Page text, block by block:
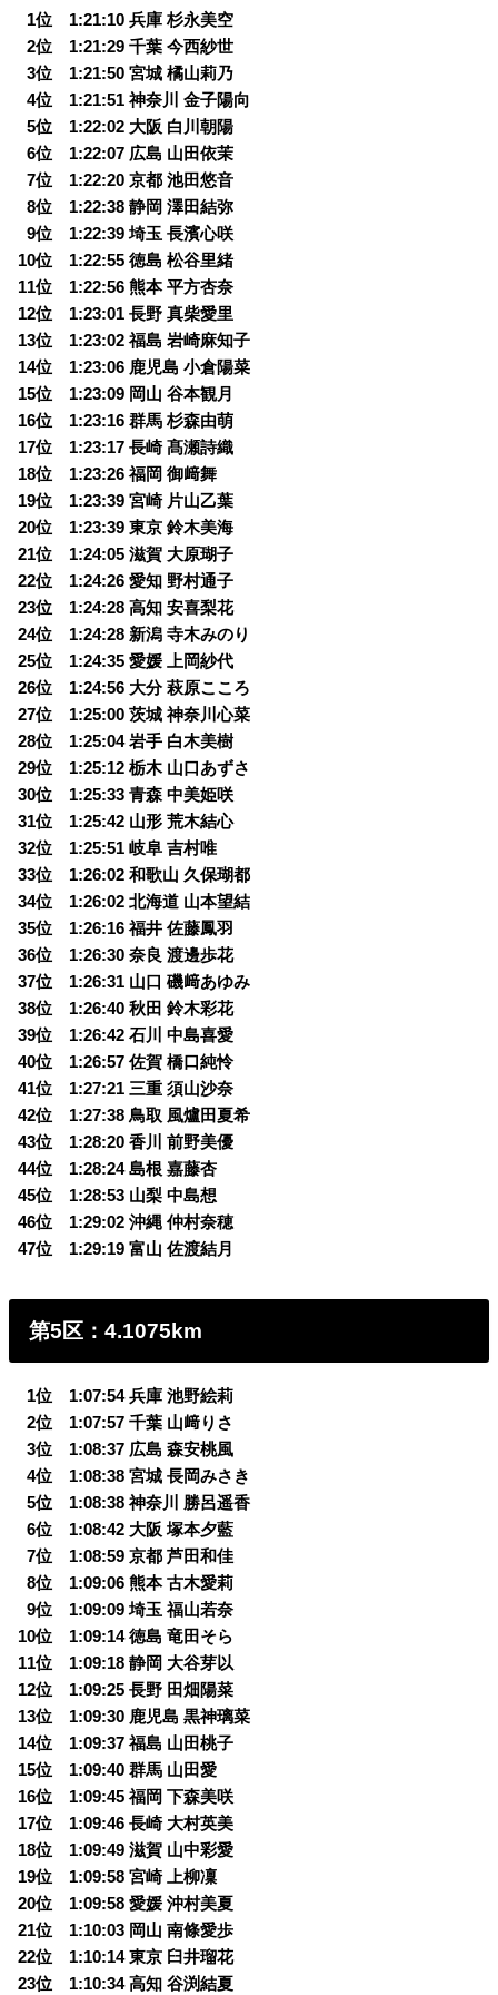
1位 1:21:10 兵庫 杉永美空
02位 1:21:29 千葉 今西紗世
03位 1:21:50 宮城 橘山莉乃
04位 1:21:51 神奈川 金子陽向
05位 1:22:02 大阪 白川朝陽
06位 1:22:07 広島 山田依茉
07位 1:22:20 京都 池田悠音
08位 1:22:38 静岡 澤田結弥
09位 1:22:39 埼玉 長濱心咲
10位 1:22:55 徳島 松谷里緒
11位 1:22:56 熊本 平方杏奈
12位 1:23:01 長野 真柴愛里
13位 1:23:02 福島 岩崎麻知子
14位 1:23:06 鹿児島 小倉陽菜
15位 1:23:09 岡山 谷本観月
16位 1:23:16 群馬 杉森由萌
17位 1:23:17 長崎 髙瀬詩織
18位 1:23:26 福岡 御﨑舞
19位 1:23:39 宮崎 片山乙葉
20位 1:23:39 東京 鈴木美海
21位 1:24:05 滋賀 大原瑚子
22位 1:24:26 愛知 野村通子
23位 1:24:28 高知 安喜梨花
24位 1:24:28 新潟 寺木みのり
25位 1:24:35 愛媛 上岡紗代
26位 1:24:56 大分 萩原こころ
27位 1:25:00 茨城 神奈川心菜
28位 1:25:04 岩手 白木美樹
29位 1:25:12 栃木 山口あずさ
30位 1:25:33 青森 中美姫咲
31位 1:25:42 山形 荒木結心
32位 1:25:51 岐阜 吉村唯
33位 1:26:02 和歌山 久保瑚都
34位 1:26:02 北海道 山本望結
35位 1:26:16 福井 佐藤鳳羽
36位 1:26:30 奈良 渡邊歩花
37位 1:26:31 山口 磯﨑あゆみ
38位 1:26:40 秋田 鈴木彩花
39位 1:26:42 石川 中島喜愛
40位 1:26:57 佐賀 橋口純怜
41位 1:27:21 三重 須山沙奈
42位 1:27:38 鳥取 風爐田夏希
43位 1:28:20 香川 前野美優
44位 1:28:24 島根 嘉藤杏
45位 1:28:53 山梨 中島想
46位 1:29:02 沖縄 仲村奈穂
47位 1:29:19 富山 佐渡結月
第5区：4.1075km
1位 1:07:54 兵庫 池野絵莉
02位 1:07:57 千葉 山﨑りさ
03位 1:08:37 広島 森安桃風
04位 1:08:38 宮城 長岡みさき
05位 1:08:38 神奈川 勝呂遥香
06位 1:08:42 大阪 塚本夕藍
07位 1:08:59 京都 芦田和佳
08位 1:09:06 熊本 古木愛莉
09位 1:09:09 埼玉 福山若奈
10位 1:09:14 徳島 竜田そら
11位 1:09:18 静岡 大谷芽以
12位 1:09:25 長野 田畑陽菜
13位 1:09:30 鹿児島 黒神璃菜
14位 1:09:37 福島 山田桃子
15位 1:09:40 群馬 山田愛
16位 1:09:45 福岡 下森美咲
17位 1:09:46 長崎 大村英美
18位 1:09:49 滋賀 山中彩愛
19位 1:09:58 宮崎 上柳凜
20位 1:09:58 愛媛 沖村美夏
21位 1:10:03 岡山 南條愛歩
22位 1:10:14 東京 臼井瑠花
23位 1:10:34 高知 谷渕結夏